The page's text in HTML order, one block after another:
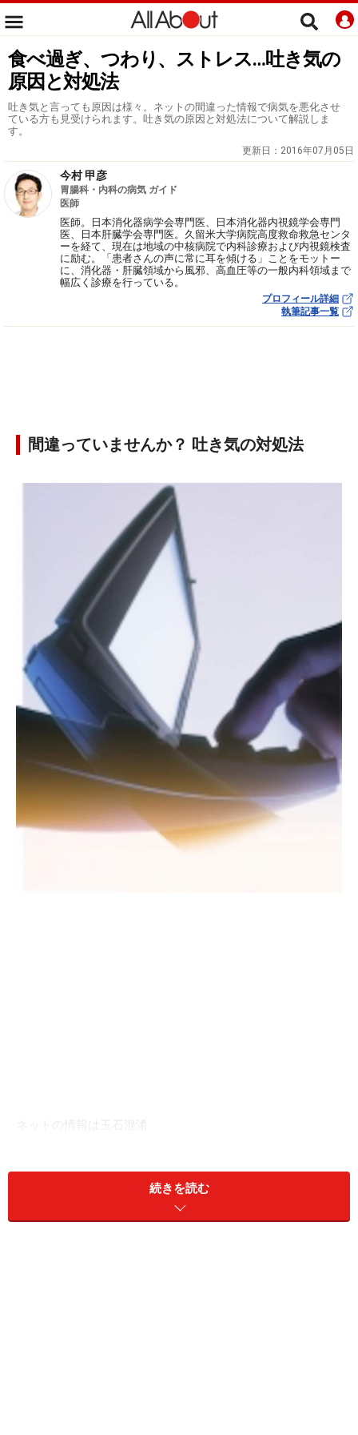
食べ過ぎ、つわり、ストレス…吐き気の
原因と対処法
吐き気と言っても原因は様々。ネットの間違った情報で病気を悪化させ
ている方も見受けられます。吐き気の原因と対処法について解説しま
す。
更新日： 2016年07月05日
今村 甲彦
胃腸科・内科の病気 ガイド
医師
医師。日本消化器病学会専門医、日本消化器内視鏡学会専門
医、日本肝臓学会専門医。久留米大学病院高度救命救急センタ
ーを経て、現在は地域の中核病院で内科診療および内視鏡検査
に励む。「患者さんの声に常に耳を傾ける」ことをモットー
に、消化器・肝臓領域から風邪、高血圧等の一般内科領域まで
幅広く診療を行っている。
プロフィール詳細
執筆記事一覧
間違っていませんか？ 吐き気の対処法
ネットの情報は玉石混淆
さんの情報を共有できる反面、間違っている情報も氾濫
している事実を忘れてはいけません。実際、ネットの間
違った対処法を選んで、病状を悪化させている方が増え
続きを読む